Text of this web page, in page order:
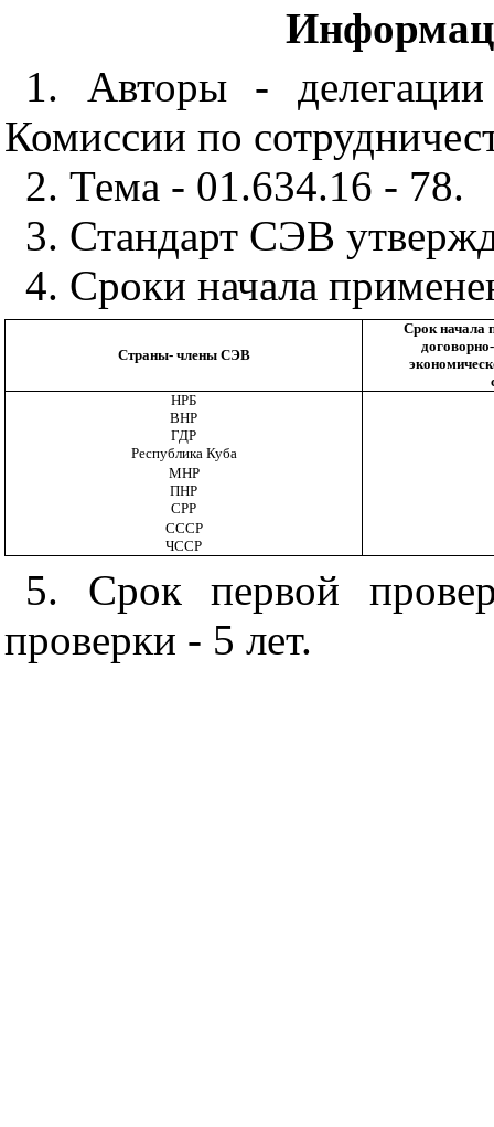
1. Авторы -
Комиссии по
2. Тема - 01.634.16 - 78.
3. Стандарт СЭВ
4. Сроки начала
Страны- члены СЭВ
Срок начала
НРБ
ВНР
ГДР
Республика Куба
МНР
ПНР
СРР
СССР
ЧССР
5. Срок первой
проверки - 5 лет.